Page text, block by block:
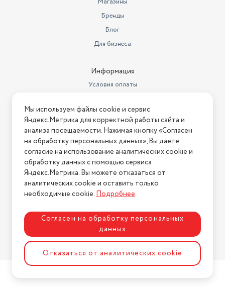
Бренды
Блог
Для бизнеса
Информация
Условия оплаты
Условия возврата
Нашли ошибку на сайте? Напишите нам
2026 © Интернет-магазин "АстМаркет". У нас есть всё!
Политика конфиденциальности
Разработка сайтаASTDESIGN
Мы используем файлы cookie и сервис
Яндекс.Метрика для корректной работы сайта и
анализа посещаемости. Нажимая кнопку «Согласен
на обработку персональных данных», Вы даете
согласие на использование аналитических cookie и
обработку данных с помощью сервиса
Яндекс.Метрика. Вы можете отказаться от
аналитических cookie и оставить только
необходимые cookie.Подробнее.
Согласен на обработку персональных
данных
Отказаться от аналитических cookie